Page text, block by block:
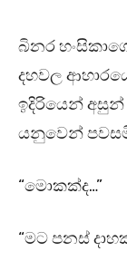
බිනර
දහවල
ඉදිරියෙන්
යනුවෙන්
“මොකක්ද…”
“මට පනස්